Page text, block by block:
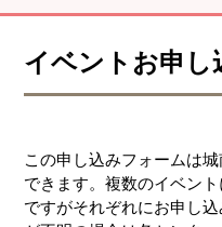
イベントお申し
この申し込みフォームは
できます。複数のイベン
ですがそれぞれにお申し